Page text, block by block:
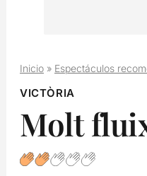
Inicio» Espectáculos
VICTÒRIA
Molt